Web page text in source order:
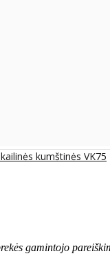
kumštinės VK75
gamintojo